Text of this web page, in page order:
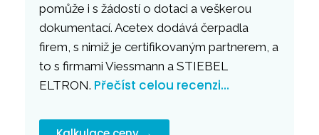
pomůže i s žádostí o dotaci a veškerou
dokumentací. Acetex dodává čerpadla
firem, s nimiž je certifikovaným partnerem, a
to s firmami Viessmann a STIEBEL
ELTRON. Přečíst celou recenzi…